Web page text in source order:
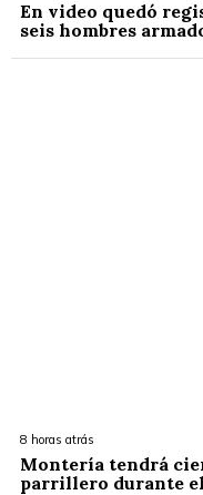
En video quedó
seis hombres
8 horas atrás
Montería tendrá
parrillero durante el